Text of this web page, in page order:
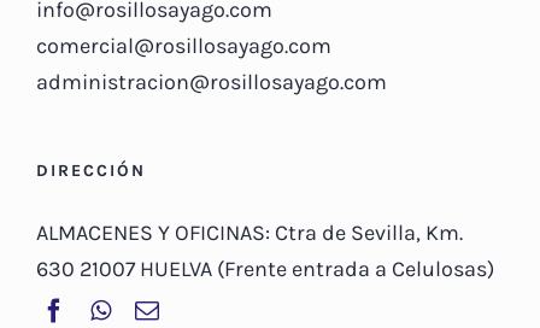
info@rosillosayago.com
comercial@rosillosayago.com
administracion@rosillosayago.com
DIRECCIÓN
ALMACENES Y OFICINAS: Ctra de Sevilla, Km.
630 21007 HUELVA (Frente entrada a Celulosas)